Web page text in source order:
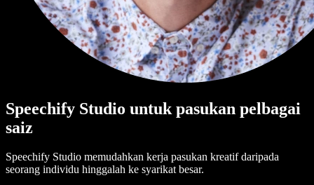
Speechify Studio untuk pasukan pelbagai
saiz
Speechify Studio memudahkan kerja pasukan kreatif daripada
seorang individu hinggalah ke syarikat besar.